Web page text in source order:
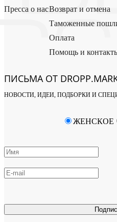
Пресса о насВозврат и отмена
Таможенные
Оплата
Помощь и
ПИСЬМА ОТ
НОВОСТИ, ИДЕИ, ПОДБОРКИ И
ЖЕНСКОЕ